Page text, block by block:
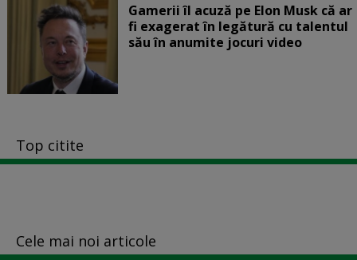
Gamerii îl acuză pe Elon Musk că ar
fi exagerat în legătură cu talentul
său în anumite jocuri video
Top citite
Cele mai noi articole